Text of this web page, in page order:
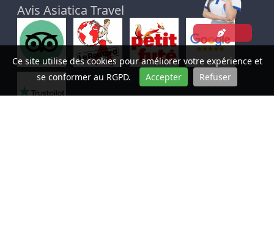
Avis Asiatica Travel
Ce site utilise des cookies pour améliorer votre expérience et
se conformer au RGPD.
Accepter Refuser